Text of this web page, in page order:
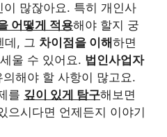
이 많잖아요. 특히 개인사
어떻게 적용해야 할지 궁
데, 그 차이점을 이해하면
울 수 있어요. 법인사업자
의해야 할 사항이 많고요.
를 깊이 있게 탐구해보면
으시다면 언제든지 이야기